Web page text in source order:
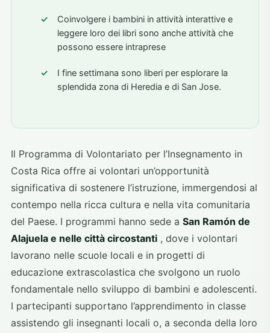
Coinvolgere i bambini in attività interattive e
leggere loro dei libri sono anche attività che
possono essere intraprese
I fine settimana sono liberi per esplorare la
splendida zona di Heredia e di San Jose.
Il Programma di Volontariato per l’Insegnamento in
Costa Rica offre ai volontari un’opportunità
significativa di sostenere l’istruzione, immergendosi al
contempo nella ricca cultura e nella vita comunitaria
del Paese. I programmi hanno sede a San Ramón de
Alajuela e nelle città circostanti , dove i volontari
lavorano nelle scuole locali e in progetti di
educazione extrascolastica che svolgono un ruolo
fondamentale nello sviluppo di bambini e adolescenti.
I partecipanti supportano l’apprendimento in classe
assistendo gli insegnanti locali o, a seconda della loro